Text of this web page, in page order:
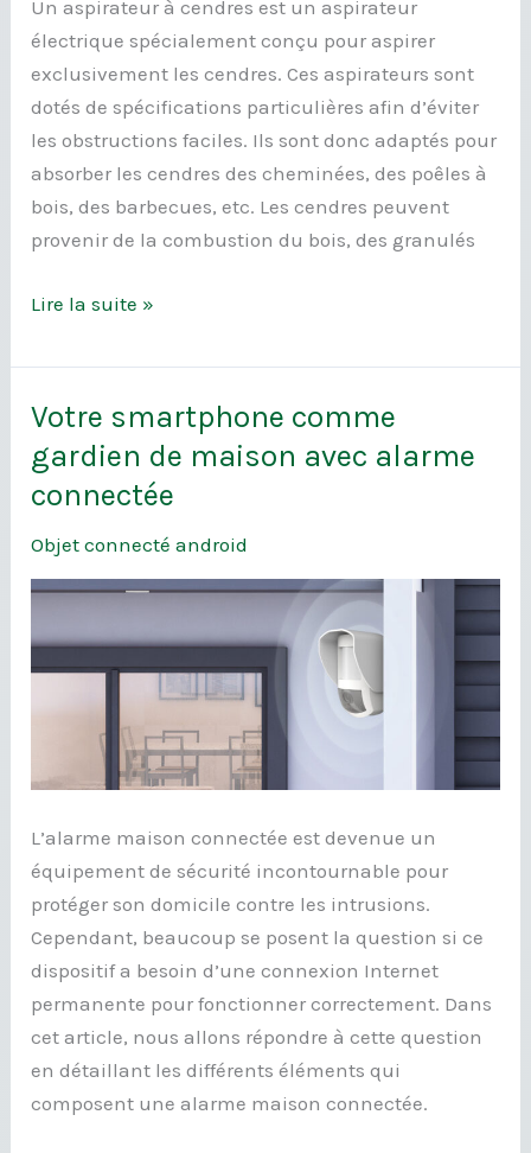
Un aspirateur à cendres est un aspirateur
électrique spécialement conçu pour aspirer
exclusivement les cendres. Ces aspirateurs sont
dotés de spécifications particulières afin d’éviter
les obstructions faciles. Ils sont donc adaptés pour
absorber les cendres des cheminées, des poêles à
bois, des barbecues, etc. Les cendres peuvent
provenir de la combustion du bois, des granulés
Lire la suite »
Votre smartphone comme
gardien de maison avec alarme
connectée
Objet connecté android
L’alarme maison connectée est devenue un
équipement de sécurité incontournable pour
protéger son domicile contre les intrusions.
Cependant, beaucoup se posent la question si ce
dispositif a besoin d’une connexion Internet
permanente pour fonctionner correctement. Dans
cet article, nous allons répondre à cette question
en détaillant les différents éléments qui
composent une alarme maison connectée.
Votre
smartphone
comme
gardien
de
maison
alarme
connectée